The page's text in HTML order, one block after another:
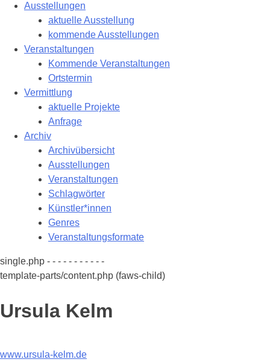
Ausstellungen
aktuelle Ausstellung
kommende Ausstellungen
Veranstaltungen
Kommende Veranstaltungen
Ortstermin
Vermittlung
aktuelle Projekte
Anfrage
Archiv
Archivübersicht
Ausstellungen
Veranstaltungen
Schlagwörter
Künstler*innen
Genres
Veranstaltungsformate
single.php - - - - - - - - - - -
template-parts/content.php (faws-child)
Ursula Kelm
www.ursula-kelm.de